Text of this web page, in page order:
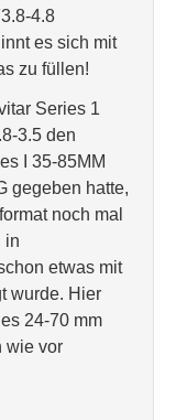
4.8
es sich mit
zu füllen!
Series 1
3.5 den
I 35-85MM
gegeben hatte,
noch mal
in
etwas mit
wurde. Hier
24-70 mm
wie vor